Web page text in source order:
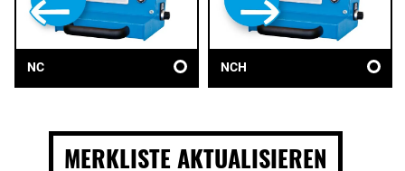
NC NCH
MERKLISTE AKTUALISIEREN